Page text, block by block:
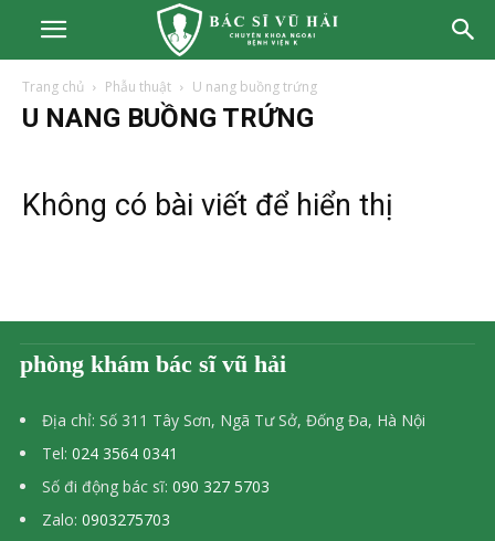
Trang chủ Phẫu thuật U nang buồng trứng
U NANG BUỒNG TRỨNG
Không có bài viết để hiển thị
phòng khám bác sĩ vũ hải
Địa chỉ: Số 311 Tây Sơn, Ngã Tư Sở, Đống Đa, Hà Nội
Tel: 024 3564 0341
Số đi động bác sĩ: 090 327 5703
Zalo: 0903275703